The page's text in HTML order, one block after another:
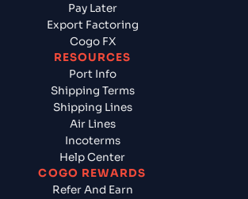
Pay Later
Export Factoring
Cogo FX
RESOURCES
Port Info
Shipping Terms
Shipping Lines
Air Lines
Incoterms
Help Center
COGO REWARDS
Refer And Earn